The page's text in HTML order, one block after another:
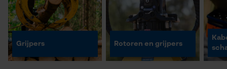
Grijpers Rotoren en grijpers